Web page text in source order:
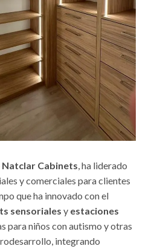
Natclar Cabinets , ha liderado
y comerciales para clientes
que ha innovado con el
sensoriales y estaciones
para niños con autismo y otras
integrando